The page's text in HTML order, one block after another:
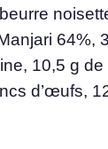
64%,
10,5 g de
d’œufs,